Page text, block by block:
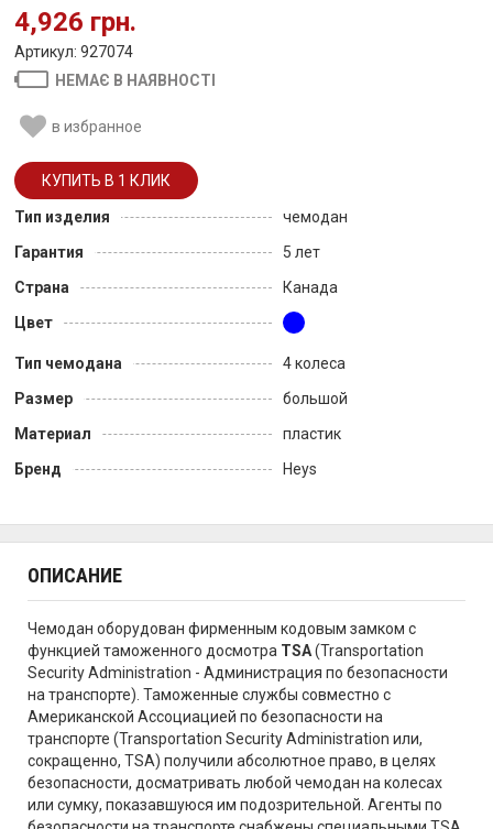
4,926 грн.
Артикул: 927074
НЕМАЄ В НАЯВНОСТІ
в избранное
Тип изделия
чемодан
Гарантия
5 лет
Страна
Канада
Цвет
Тип чемодана
4 колеса
Размер
большой
Материал
пластик
Бренд
Heys
ОПИСАНИЕ
Чемодан оборудован фирменным кодовым замком с
функцией таможенного досмотра TSA(Transportation
Security Administration - Администрация по безопасности
на транспорте). Таможенные службы совместно с
Американской Ассоциацией по безопасности на
транспорте (Transportation Security Administration или,
сокращенно, TSA) получили абсолютное право, в целях
безопасности, досматривать любой чемодан на колесах
или сумку, показавшуюся им подозрительной. Агенты по